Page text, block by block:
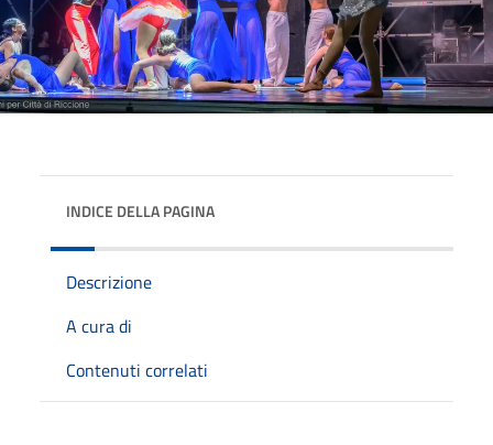
INDICE DELLA PAGINA
Descrizione
A cura di
Contenuti correlati